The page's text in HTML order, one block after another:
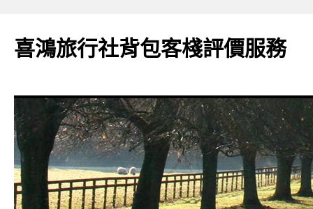
喜鴻旅行社背包客棧評價服務